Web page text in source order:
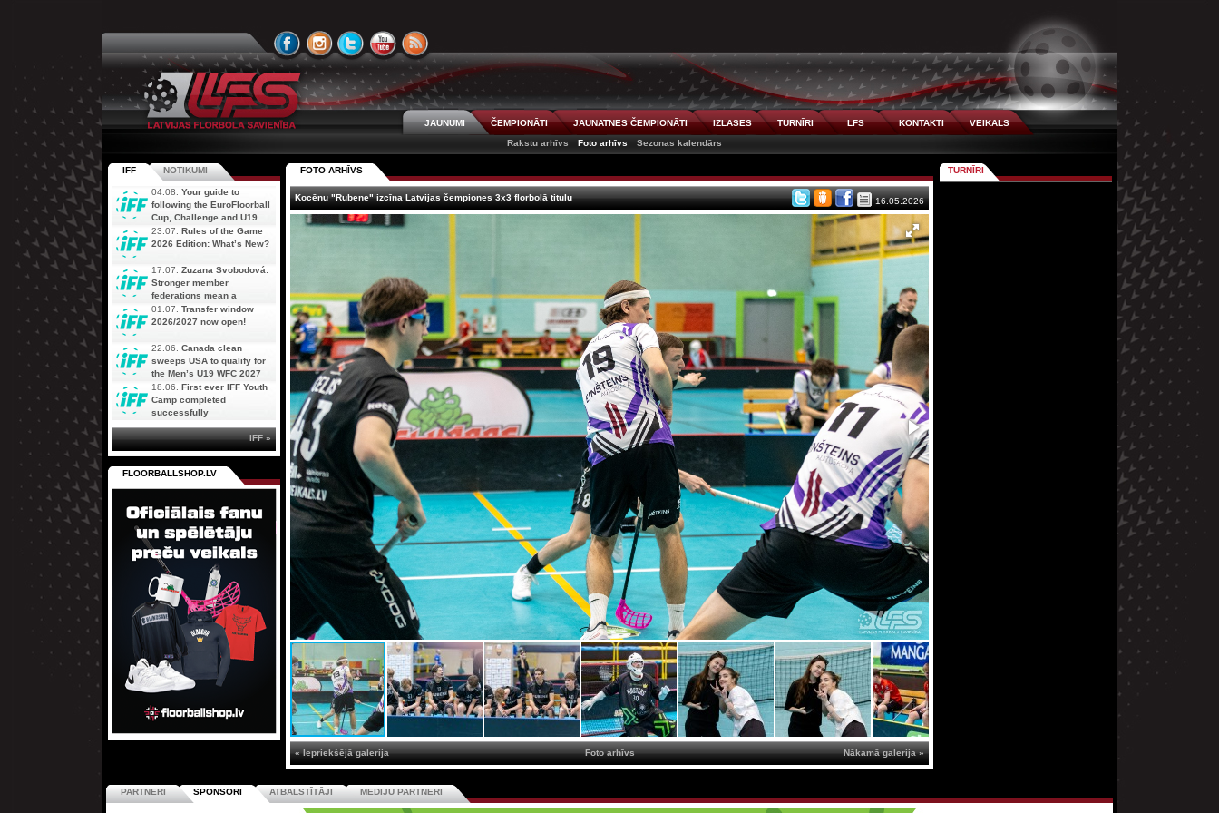
JAUNUMI ČEMPIONĀTI JAUNATNES ČEMPIONĀTI IZLASES TURNĪRI LFS KONTAKTI
VEIKALS
Rakstu arhīvs
Foto arhīvs Sezonas kalendārs
FOTO ARHĪVS
Kocēnu "Rubene" izcīna Latvijas čempiones 3x3 florbolā titulu 16.05.2026
« Iepriekšējā galerija Nākamā galerija »
Foto arhīvs
IFF NOTIKUMI
04.08. Your guide to
following the EuroFloorball
Cup, Challenge and U19
AOFC Qualifiers
simultaneously
23.07. Rules of the Game
2026 Edition: What’s New?
17.07. Zuzana Svobodová:
Stronger member
federations mean a
stronger future for floorball
01.07. Transfer window
2026/2027 now open!
22.06. Canada clean
sweeps USA to qualify for
the Men’s U19 WFC 2027
18.06. First ever IFF Youth
Camp completed
successfully
IFF »
FLOORBALLSHOP.LV
TURNĪRI
PARTNERI SPONSORI ATBALSTĪTĀJI MEDIJU PARTNERI